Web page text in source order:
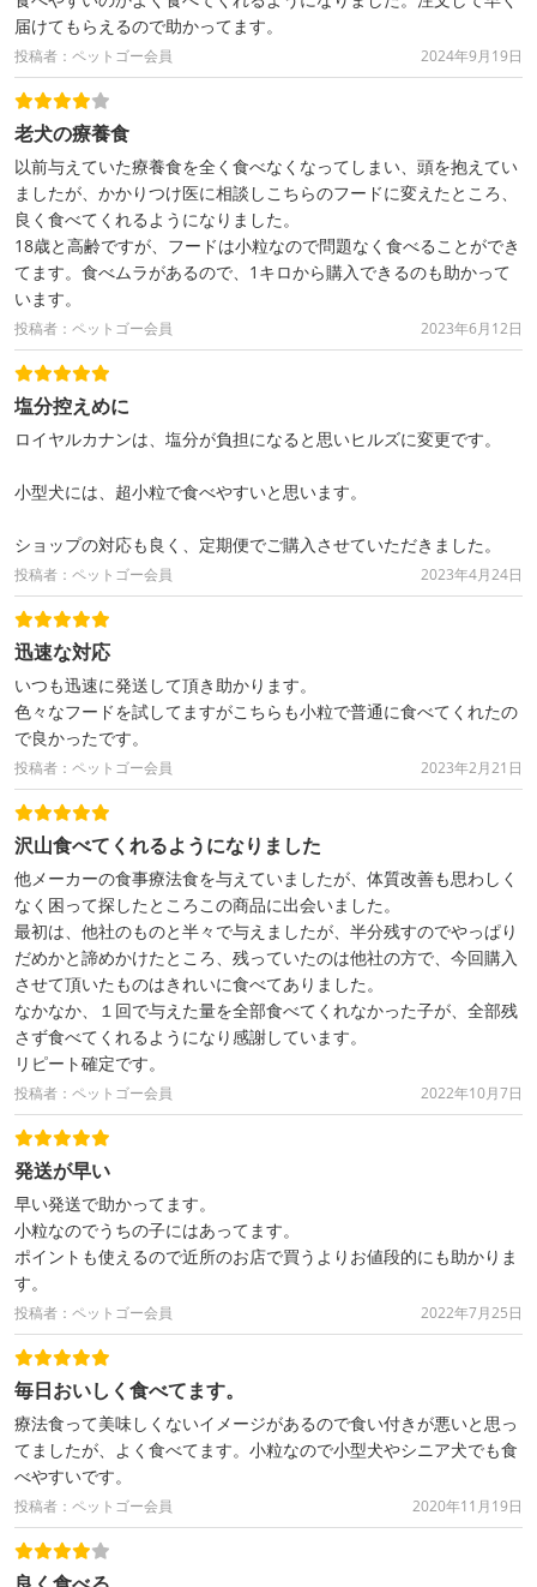
届けてもらえるので助かってます。
投稿者：ペットゴー会員 2024年9月19日
老犬の療養食
以前与えていた療養食を全く食べなくなってしまい、頭を抱えてい
ましたが、かかりつけ医に相談しこちらのフードに変えたところ、
良く食べてくれるようになりました。
18歳と高齢ですが、フードは小粒なので問題なく食べることができ
てます。食べムラがあるので、1キロから購入できるのも助かって
います。
投稿者：ペットゴー会員 2023年6月12日
塩分控えめに
ロイヤルカナンは、塩分が負担になると思いヒルズに変更です。
小型犬には、超小粒で食べやすいと思います。
ショップの対応も良く、定期便でご購入させていただきました。
投稿者：ペットゴー会員 2023年4月24日
迅速な対応
いつも迅速に発送して頂き助かります。
色々なフードを試してますがこちらも小粒で普通に食べてくれたの
で良かったです。
投稿者：ペットゴー会員 2023年2月21日
沢山食べてくれるようになりました
他メーカーの食事療法食を与えていましたが、体質改善も思わしく
なく困って探したところこの商品に出会いました。
最初は、他社のものと半々で与えましたが、半分残すのでやっぱり
だめかと諦めかけたところ、残っていたのは他社の方で、今回購入
させて頂いたものはきれいに食べてありました。
なかなか、１回で与えた量を全部食べてくれなかった子が、全部残
さず食べてくれるようになり感謝しています。
リピート確定です。
投稿者：ペットゴー会員 2022年10月7日
発送が早い
早い発送で助かってます。
小粒なのでうちの子にはあってます。
ポイントも使えるので近所のお店で買うよりお値段的にも助かりま
す。
投稿者：ペットゴー会員 2022年7月25日
毎日おいしく食べてます。
療法食って美味しくないイメージがあるので食い付きが悪いと思っ
てましたが、よく食べてます。小粒なので小型犬やシニア犬でも食
べやすいです。
投稿者：ペットゴー会員 2020年11月19日